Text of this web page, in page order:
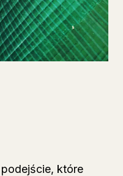
które